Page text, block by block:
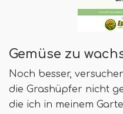
Gemüse zu
Noch besser,
die Grashüpfer nicht
die ich in meinem